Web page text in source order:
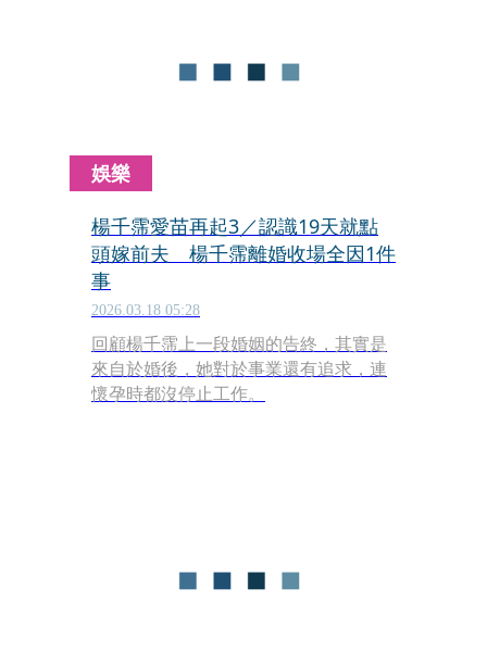
娛樂
楊千霈愛苗再起3／認識19天就點
頭嫁前夫 楊千霈離婚收場全因1件
事
2026.03.18 05:28
回顧楊千霈上一段婚姻的告終，其實是
來自於婚後，她對於事業還有追求，連
懷孕時都沒停止工作。